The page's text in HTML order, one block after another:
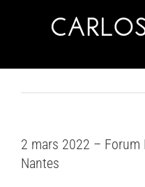
2 mars 2022 –
Nantes